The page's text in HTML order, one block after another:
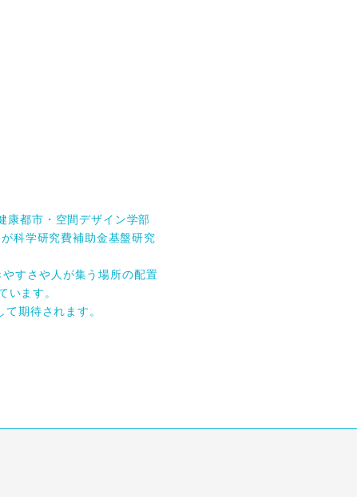
康都市・空間デザイン学部
科学研究費補助金基盤研究
すさや人が集う場所の配置
います。
期待されます。